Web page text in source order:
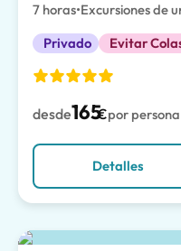
7 horas•Excursiones de
Privado
Evitar
desde165€por persona
Detalles